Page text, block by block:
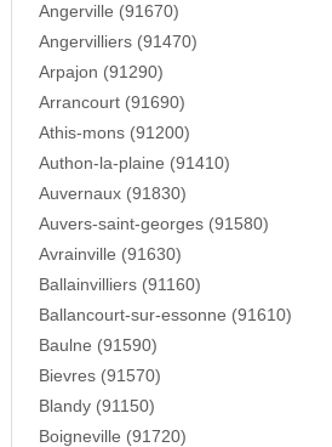
Angerville (91670)
Angervilliers (91470)
Arpajon (91290)
Arrancourt (91690)
Athis-mons (91200)
Authon-la-plaine (91410)
Auvernaux (91830)
Auvers-saint-georges (91580)
Avrainville (91630)
Ballainvilliers (91160)
Ballancourt-sur-essonne (91610)
Baulne (91590)
Bievres (91570)
Blandy (91150)
Boigneville (91720)